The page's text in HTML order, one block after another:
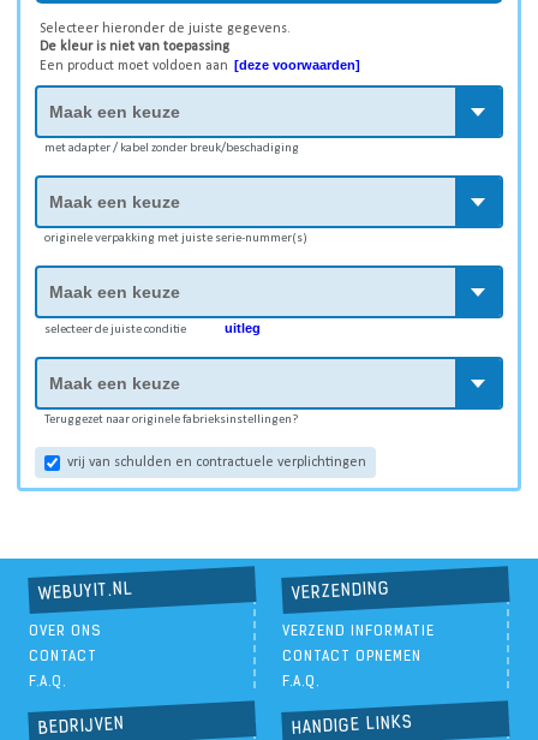
Selecteer hieronder de juiste gegevens.
De kleur is niet van toepassing
Een product moet voldoen aan [deze voorwaarden]
met adapter / kabel zonder breuk/beschadiging
originele verpakking met juiste serie-nummer(s)
selecteer de juiste conditie uitleg
Teruggezet naar originele fabrieksinstellingen?
vrij van schulden en contractuele verplichtingen
WEBUYIT.NL
OVER ONS
CONTACT
F.A.Q.
VERZENDING
VERZEND INFORMATIE
CONTACT OPNEMEN
F.A.Q.
BEDRIJVEN HANDIGE LINKS